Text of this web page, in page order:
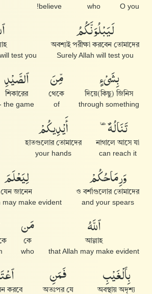
O you
who
believe!
لَيَبْلُوَنَّكُمُ
অবশ্যই পরীক্ষা করবেন তোমাদের
Surely Allah will test you
test you
بِشَىْءٍ
দিয়ে(কিছু) জিনিস
through something
مِّنَ
থেকে
of
ٱلصَّيْدِ
শিকারের
the game -
تَنَالُهُۥٓ
নাগালে আসে যা
can reach it
أَيْدِيكُمْ
হাতগুলোর তোমাদের
your hands
وَرِمَاحُكُمْ
ও বর্শাগুলোর তোমাদের
and your spears
لِيَعْلَمَ
যেন জানেন
may make evident
ٱللَّهُ
আল্লাহ
that Allah may make evident
مَن
কে
who
بِٱلْغَيْبِ
অবস্থায় অদৃশ্য
فَمَنِ
অতঃপর যে
করবে